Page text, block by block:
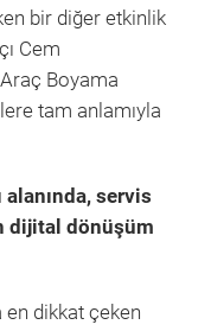
bir diğer etkinlik
Cem
Boyama
tam anlamıyla
servis
dijital dönüşüm
dikkat çeken